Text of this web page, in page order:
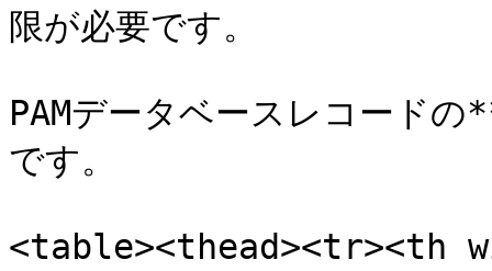
限が必要です。
PAMデータベースレコード
です。
<table><thead><tr><th